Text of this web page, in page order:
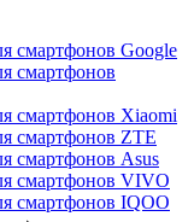
смартфонов Google
смартфонов
смартфонов Xiaomi
смартфонов ZTE
cмартфонов Asus
смартфонов VIVO
смартфонов IQOO